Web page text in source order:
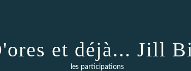
et déjà... Jill
les participations